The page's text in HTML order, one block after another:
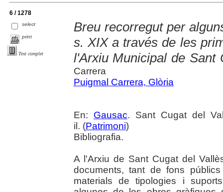
6 / 1278
select
print
Text complet
Breu recorregut per
s. XIX a través de les
l'Arxiu Municipal de Sant
Carrera
Puigmal Carrera, Glòria
En: Gausac. Sant Cugat del
il. (Patrimoni)
Bibliografia.
A l'Arxiu de Sant Cugat del
documents, tant de fons
materials de tipologies i